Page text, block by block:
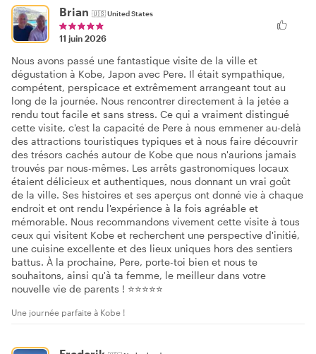
Brian 🇺🇸United States
11 juin 2026
Nous avons passé une fantastique visite de la ville et
dégustation à Kobe, Japon avec Pere. Il était sympathique,
compétent, perspicace et extrêmement arrangeant tout au
long de la journée. Nous rencontrer directement à la jetée a
rendu tout facile et sans stress. Ce qui a vraiment distingué
cette visite, c'est la capacité de Pere à nous emmener au-delà
des attractions touristiques typiques et à nous faire découvrir
des trésors cachés autour de Kobe que nous n'aurions jamais
trouvés par nous-mêmes. Les arrêts gastronomiques locaux
étaient délicieux et authentiques, nous donnant un vrai goût
de la ville. Ses histoires et ses aperçus ont donné vie à chaque
endroit et ont rendu l'expérience à la fois agréable et
mémorable. Nous recommandons vivement cette visite à tous
ceux qui visitent Kobe et recherchent une perspective d'initié,
une cuisine excellente et des lieux uniques hors des sentiers
battus. À la prochaine, Pere, porte-toi bien et nous te
souhaitons, ainsi qu'à ta femme, le meilleur dans votre
nouvelle vie de parents ! ⭐⭐⭐⭐⭐
Une journée parfaite à Kobe !